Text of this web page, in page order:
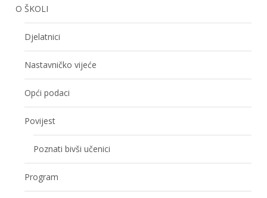
O ŠKOLI
Djelatnici
Nastavničko vijeće
Opći podaci
Povijest
Poznati bivši učenici
Program